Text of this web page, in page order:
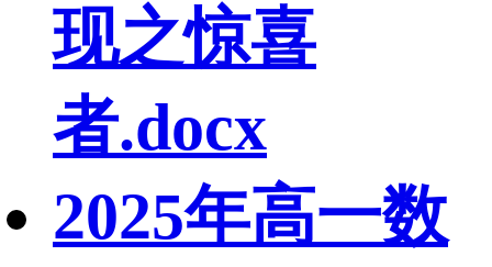
现之惊喜
者.docx
2025年高一数